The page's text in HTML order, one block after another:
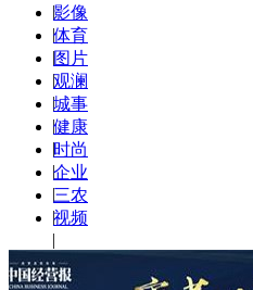
|影像
|体育
|图片
|观澜
|城事
|健康
|时尚
|企业
|三农
|视频
|